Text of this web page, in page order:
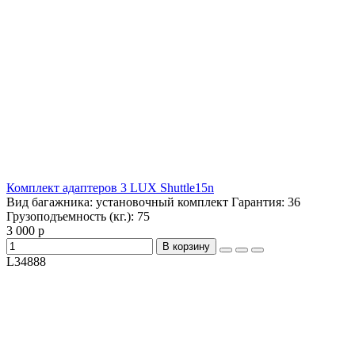
Комплект адаптеров 3 LUX Shuttle15n
Вид багажника: установочный комплект Гарантия: 36
Грузоподъемность (кг.): 75
3 000 р
В корзину
L34888